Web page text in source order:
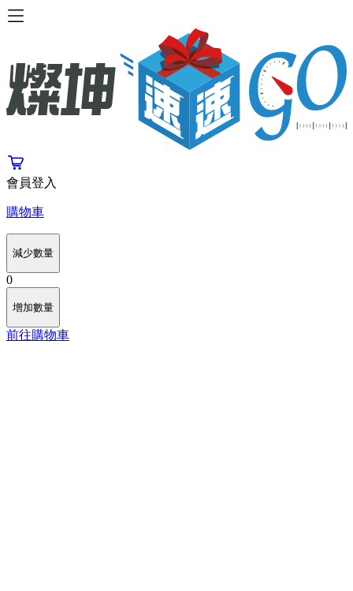
會員登入
購物車
減少數量
0
增加數量
前往購物車